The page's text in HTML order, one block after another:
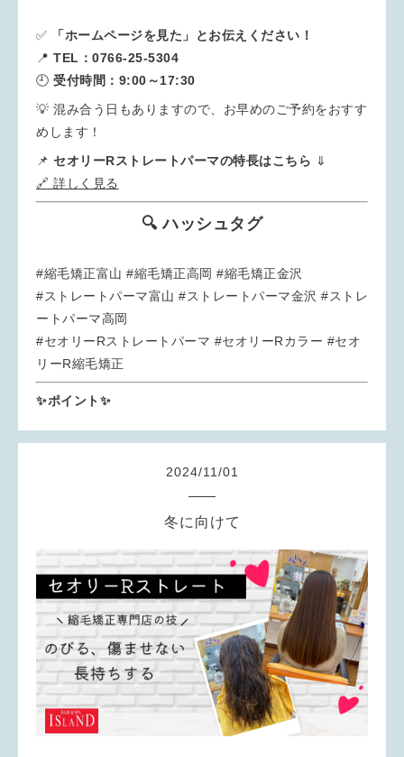
✅
「ホームページを見た」とお伝えください！
📍 TEL：0766-25-5304
🕘 受付時間：9:00～17:30
💡 混み合う日もありますので、お早めのご予約をおすす
めします！
📌 セオリーRストレートパーマの特長はこちら ⇓
🔗 詳しく見る
🔍 ハッシュタグ
#縮毛矯正富山 #縮毛矯正高岡 #縮毛矯正金沢
#ストレートパーマ富山 #ストレートパーマ金沢 #ストレ
ートパーマ高岡
#セオリーRストレートパーマ #セオリーRカラー #セオ
リーR縮毛矯正
✨ポイント✨
2024/11 /01
冬に向けて